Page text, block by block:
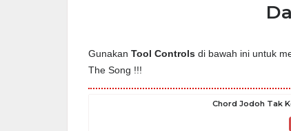
Gunakan Tool Controls di bawah ini untuk
The Song !!!
Chord Jodoh Tak